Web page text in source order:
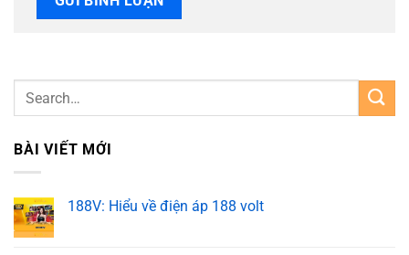
BÀI VIẾT MỚI
188V: Hiểu về điện áp 188 volt